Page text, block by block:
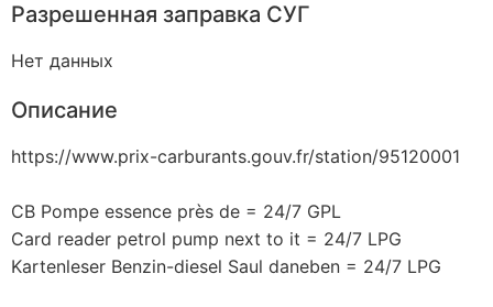
Разрешенная заправка СУГ
Нет данных
Описание
https://www.prix-carburants.gouv.fr/station/95120001
CB Pompe essence près de = 24/7 GPL
Card reader petrol pump next to it = 24/7 LPG
Kartenleser Benzin-diesel Saul daneben = 24/7 LPG